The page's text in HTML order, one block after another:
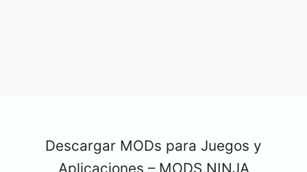
Descargar MODs para Juegos y
Aplicaciones – MODS.NINJA